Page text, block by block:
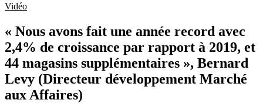
Vidéo
« Nous avons fait une année record avec
2,4% de croissance par rapport à 2019, et
44 magasins supplémentaires », Bernard
Levy (Directeur développement Marché
aux Affaires)